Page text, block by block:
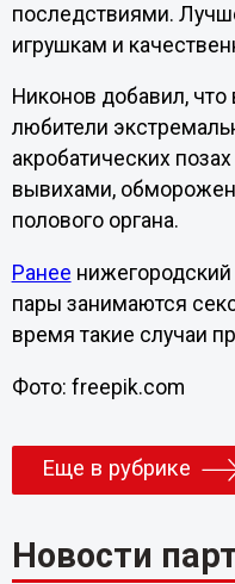
последствиями.
игрушкам и
Никонов добавил, что
любители
акробатических
вывихами,
полового органа.
Ранее нижегородский
пары занимаются
время такие случаи
Фото: freepik.com
Еще в рубрике
Новости